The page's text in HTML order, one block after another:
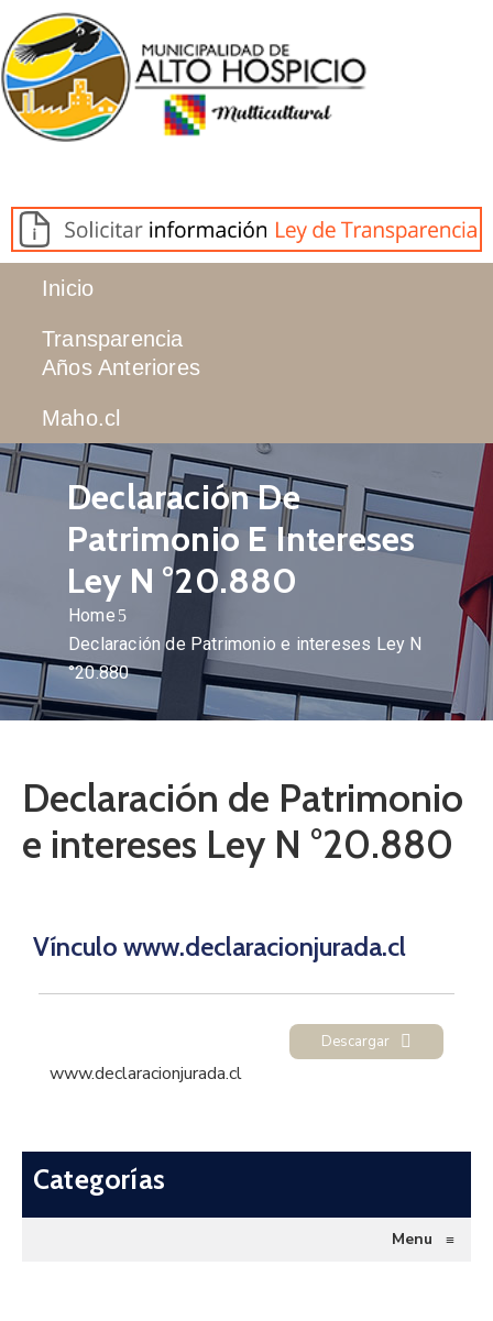
Inicio
Transparencia
Años Anteriores
Maho.cl
Declaración De
Patrimonio E Intereses
Ley N °20.880
Home
Declaración de Patrimonio e intereses Ley N
°20.880
Declaración de Patrimonio
e intereses Ley N °20.880
Vínculo www.declaracionjurada.cl
www.declaracionjurada.cl
Descargar
Categorías
Menu ≡